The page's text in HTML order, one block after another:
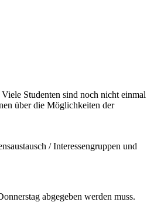
Studenten sind noch nicht einmal
über die Möglichkeiten der
/ Interessengruppen und
abgegeben werden muss.